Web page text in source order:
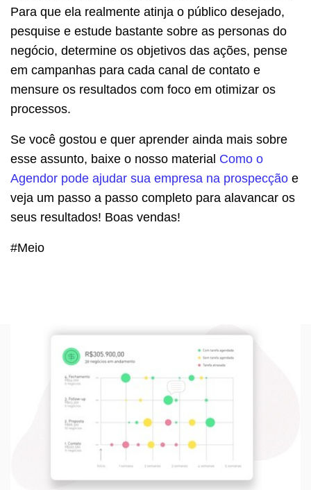
Para que ela realmente atinja o público desejado,
pesquise e estude bastante sobre as personas do
negócio, determine os objetivos das ações, pense
em campanhas para cada canal de contato e
mensure os resultados com foco em otimizar os
processos.
Se você gostou e quer aprender ainda mais sobre
esse assunto, baixe o nosso material Como o
Agendor pode ajudar sua empresa na prospecção e
veja um passo a passo completo para alavancar os
seus resultados! Boas vendas!
#Meio